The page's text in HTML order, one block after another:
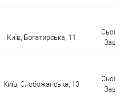
Київ, Богатирська, 11
Київ, Слобожанська, 13